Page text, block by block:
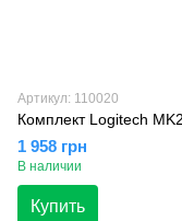
Артикул: 110020
Комплект Logitech
1 958 грн
В наличии
Купить